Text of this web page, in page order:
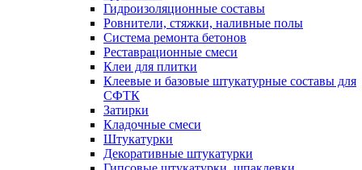
Гидроизоляционные составы
Ровнители, стяжки, наливные полы
Cистема ремонта бетонов
Реставрационные смеси
Клеи для плитки
Клеевые и базовые штукатурные составы для
СФТК
Затирки
Кладочные смеси
Штукатурки
Декоративные штукатурки